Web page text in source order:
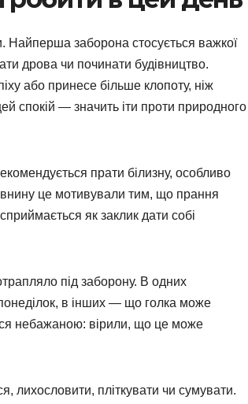
Найперша заборона стосується важкої
дрова чи починати будівництво.
або принесе більше клопоту, ніж
спокій — значить іти проти природного
прати білизну, особливо
це мотивували тим, що прання
як заклик дати собі
під заборону. В одних
в інших — що голка може
небажаною: вірили, що це може
лихословити, пліткувати чи сумувати.